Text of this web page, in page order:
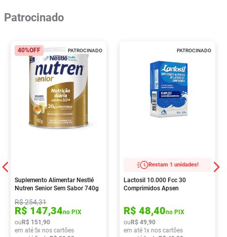
Patrocinado
PATROCINADO
40%OFF
Suplemento Alimentar Nestlé
Nutren Senior Sem Sabor 740g
R$254,31
R$ 147,34no PIX
ouR$ 151 ,90
em até 5x nos cartões
PATROCINADO
Restam 1 unidades!
Lactosil 10.000 Fcc 30
Comprimidos Apsen
R$ 48,40no PIX
ouR$ 49,90
em até 1x nos cartões